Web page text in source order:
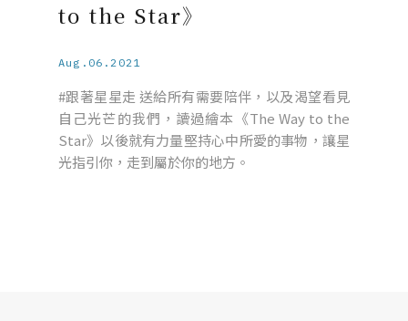
to the Star》
Aug.06.2021
#跟著星星走 送給所有需要陪伴，以及渴望看見
自己光芒的我們，讀過繪本《The Way to the
Star》以後就有力量堅持心中所愛的事物，讓星
光指引你，走到屬於你的地方。